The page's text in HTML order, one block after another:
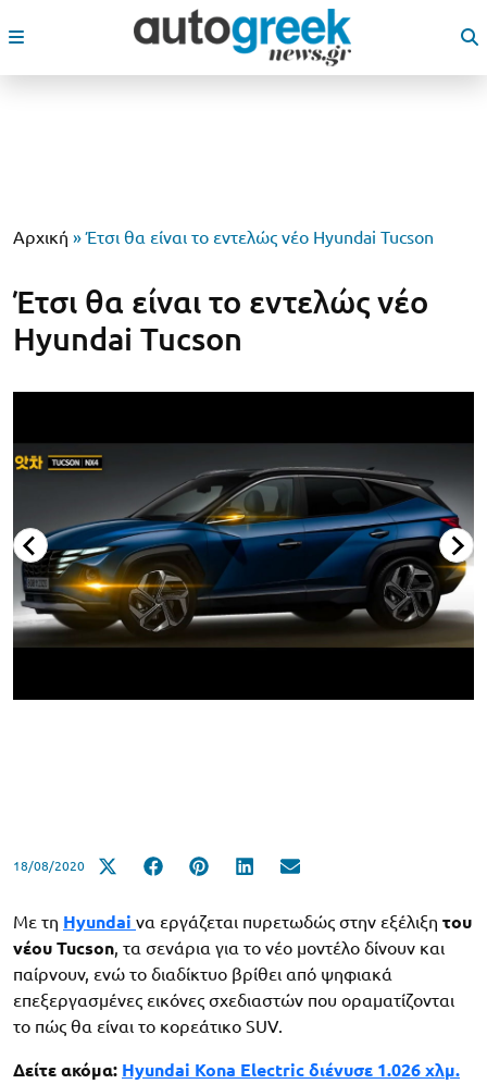
Αρχική »Έτσι θα είναι το εντελώς νέο Hyundai Tucson
Έτσι θα είναι το εντελώς νέο
Hyundai Tucson
18/08/2020
Με τη Hyundai να εργάζεται πυρετωδώς στην εξέλιξη του
νέου Tucson, τα σενάρια για το νέο μοντέλο δίνουν και
παίρνουν, ενώ το διαδίκτυο βρίθει από ψηφιακά
επεξεργασμένες εικόνες σχεδιαστών που οραματίζονται
το πώς θα είναι το κορεάτικο SUV.
Δείτε ακόμα: Hyundai Kona Electric διένυσε 1.026 χλμ.